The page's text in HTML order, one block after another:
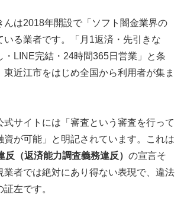
んは2018年開設で「ソフト闇金業界の
いる業者です。「月1返済・先引きな
・LINE完結・24時間365日営業」と条
東近江市をはじめ全国から利用者が集ま
式サイトには「審査という審査を行って
資が可能」と明記されています。これは
反（返済能力調査義務違反） の宣言そ
業者では絶対にあり得ない表現で、違法
左です。